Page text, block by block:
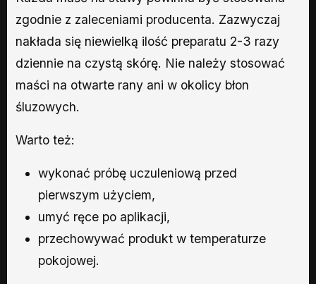
zgodnie z zaleceniami producenta. Zazwyczaj
nakłada się niewielką ilość preparatu 2-3 razy
dziennie na czystą skórę. Nie należy stosować
maści na otwarte rany ani w okolicy błon
śluzowych.
Warto też:
wykonać próbę uczuleniową przed
pierwszym użyciem,
umyć ręce po aplikacji,
przechowywać produkt w temperaturze
pokojowej.